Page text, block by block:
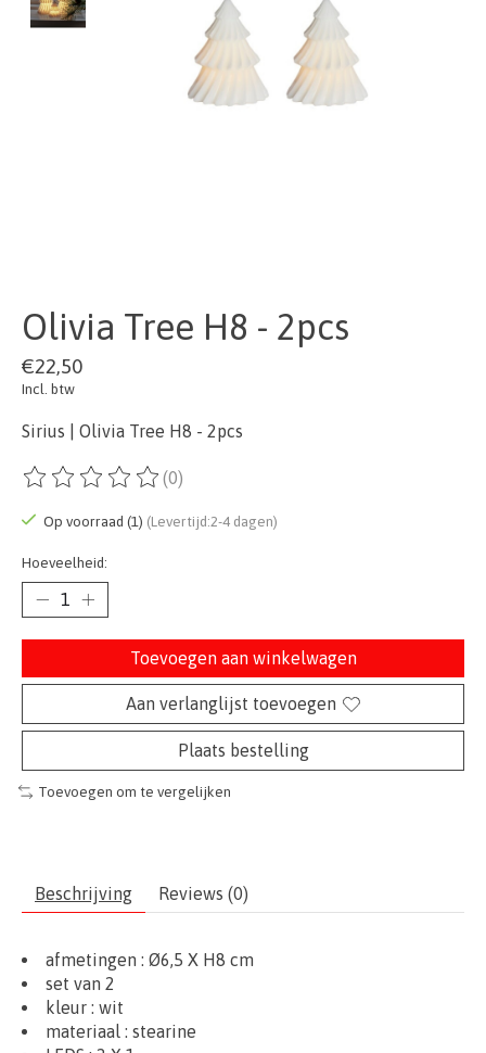
Olivia Tree H8 - 2pcs
€22,50
Incl. btw
Sirius | Olivia Tree H8 - 2pcs
De beoordeling van dit product is
(0)
Op voorraad (1) (Levertijd:2-4 dagen)
Hoeveelheid:
Toevoegen aan winkelwagen
Aan verlanglijst toevoegen
Plaats bestelling
Toevoegen om te vergelijken
Beschrijving Reviews (0)
afmetingen : Ø6,5 X H8 cm
set van 2
kleur : wit
materiaal : stearine